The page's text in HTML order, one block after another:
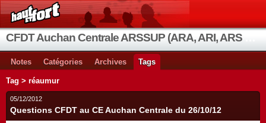
Notes Catégories Archives Tags
Tag > réaumur
05/12/2012
Questions CFDT au CE Auchan Centrale du 26/10/12